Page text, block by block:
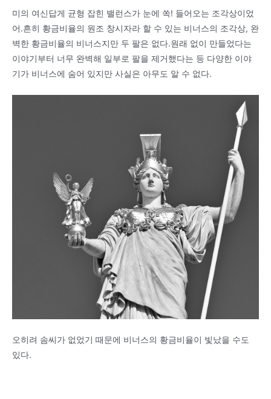
미의 여신답게 균형 잡힌 밸런스가 눈에 쏙! 들어오는 조각상이었
어.흔히 황금비율의 원조 창시자라 할 수 있는 비너스의 조각상, 완
벽한 황금비율의 비너스지만 두 팔은 없다.원래 없이 만들었다는
이야기부터 너무 완벽해 일부로 팔을 제거했다는 등 다양한 이야
기가 비너스에 숨어 있지만 사실은 아무도 알 수 없다.
오히려 솜씨가 없었기 때문에 비너스의 황금비율이 빛났을 수도
있다.